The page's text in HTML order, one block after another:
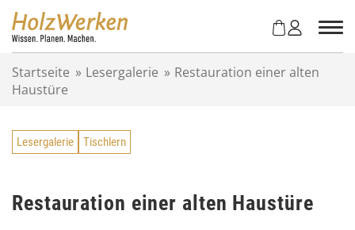
Startseite » Lesergalerie » Restauration einer alten
Haustüre
Lesergalerie Tischlern
Restauration einer alten Haustüre